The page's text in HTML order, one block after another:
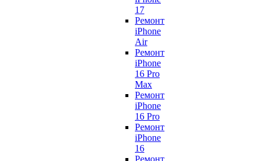
17
Ремонт
iPhone
Air
Ремонт
iPhone
16 Pro
Max
Ремонт
iPhone
16 Pro
Ремонт
iPhone
16
Ремонт